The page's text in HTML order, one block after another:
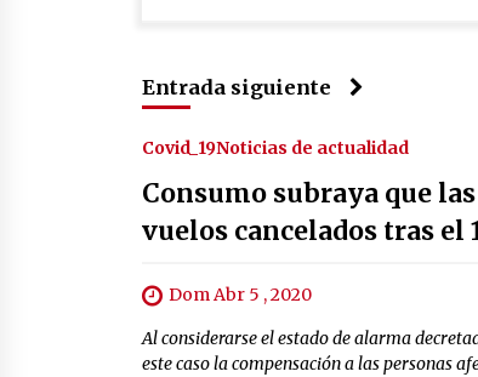
Entrada siguiente
Covid_19Noticias de actualidad
Consumo subraya que
vuelos cancelados tras el
Dom Abr 5 , 2020
Al considerarse el estado de alarma
este caso la compensación a las personas